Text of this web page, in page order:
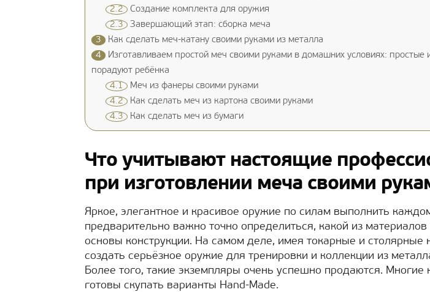
2.2 Создание комплекта для оружия
2.3 Завершающий этап: сборка меча
3
Как сделать меч-катану своими руками из металла
4
Изготавливаем простой меч своими руками в домашних условиях: простые
порадуют ребёнка
4.1 Меч из фанеры своими руками
4.2 Как сделать меч из картона своими руками
4.3 Как сделать меч из бумаги
Что учитывают настоящие
при изготовлении меча своими
Яркое, элегантное и красивое оружие по силам выполнить
предварительно важно точно определиться, какой из
основы конструкции. На самом деле, имея токарные и столярные
создать серьёзное оружие для тренировки и коллекции из
Более того, такие экземпляры очень успешно продаются. Многие
готовы скупать варианты Hand-Made.